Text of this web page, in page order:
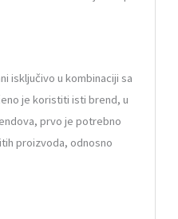
isključivo u kombinaciji sa
je koristiti isti brend, u
prvo je potrebno
proizvoda, odnosno